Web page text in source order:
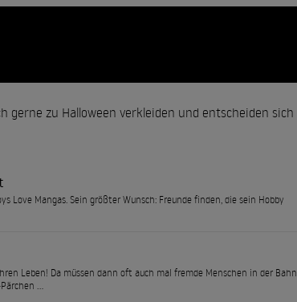
gerne zu Halloween verkleiden und entscheiden sich
Mangas. Sein größter Wunsch: Freunde finden, die sein Hobby
Leben! Da müssen dann oft auch mal fremde Menschen in der Bahn
...